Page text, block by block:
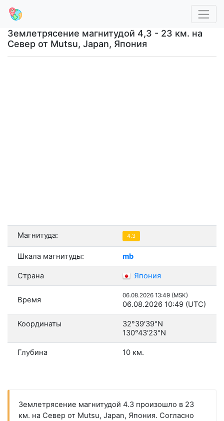
Землетрясение магнитудой 4,3 - 23 км. на
Север от Mutsu, Japan, Япония
Магнитуда: 4.3
Шкала магнитуды: mb
Страна Япония
Время 06.08.2026 13:49 (MSK)
06.08.2026 10:49 (UTC)
Координаты
32°39'39"N
130°43'23"N
Глубина 10 км.
Землетрясение магнитудой 4.3 произошло в 23
км. на Север от Mutsu, Japan, Япония. Согласно